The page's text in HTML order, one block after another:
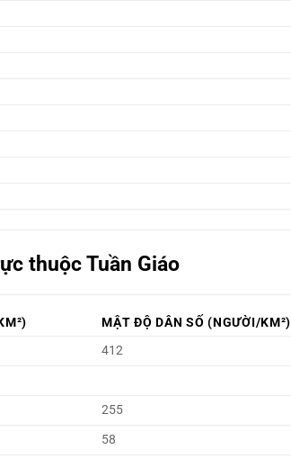
thuộc Tuần Giáo
MẬT ĐỘ DÂN SỐ (NGƯỜI/KM²)
412
255
58